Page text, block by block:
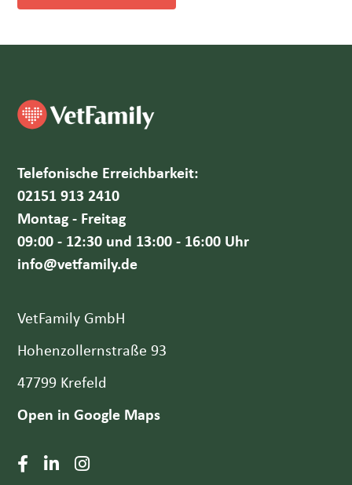
Telefonische Erreichbarkeit:
02151 913 2410
Montag - Freitag
09:00 - 12:30 und 13:00 - 16:00 Uhr
info@vetfamily.de
VetFamily GmbH
Hohenzollernstraße 93
47799 Krefeld
Open in Google Maps